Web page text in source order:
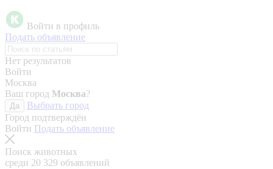
Войти в профиль
Подать объявление
Нет результатов
Войти
Москва
Ваш город Москва?
Да
Выбрать город
Город подтверждён
Войти Подать объявление
Поиск животных
среди 20 329 объявлений